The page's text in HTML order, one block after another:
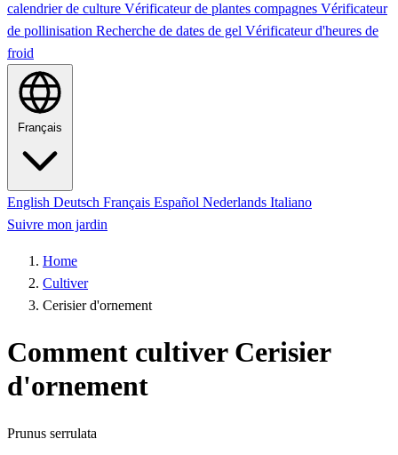
calendrier de culture Vérificateur de plantes compagnes Vérificateur
de pollinisation Recherche de dates de gel Vérificateur d'heures de
froid
Français
English Deutsch Français Español Nederlands Italiano
Suivre mon jardin
Home
Cultiver
Cerisier d'ornement
Comment cultiver Cerisier
d'ornement
Prunus serrulata